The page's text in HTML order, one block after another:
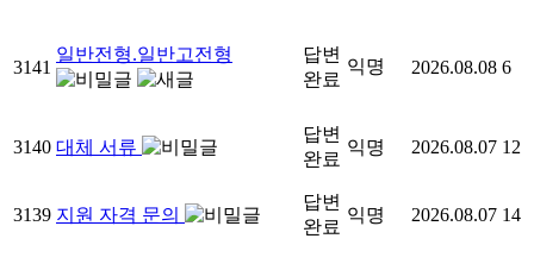
3141
일반전형.일반고전형
답변
완료
익명 2026.08.08 6
3140 대체 서류
답변
완료
익명 2026.08.07 12
3139 지원 자격 문의
답변
완료
익명 2026.08.07 14